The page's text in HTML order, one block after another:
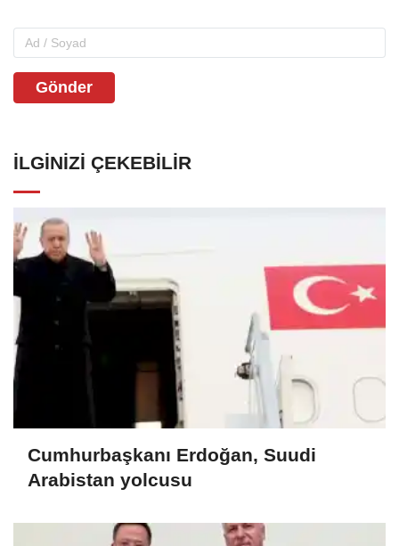
Gönder
İLGINIZI ÇEKEBILIR
Cumhurbaşkanı Erdoğan, Suudi
Arabistan yolcusu